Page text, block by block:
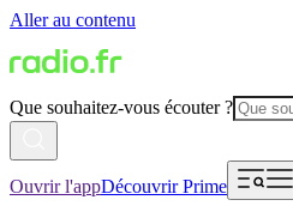
Aller au contenu
Que souhaitez-vous écouter ?
Ouvrir l'appDécouvrir Prime